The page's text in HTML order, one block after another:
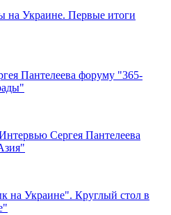
на Украине. Первые итоги
Пантелеева форуму "365-
Сергея Пантелеева
на Украине". Круглый стол в